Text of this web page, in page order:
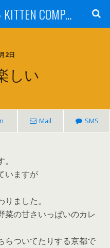
はなうた手帖 ♪ KITTEN COMPANY
2日
しい
Mail SMS
いますが
ました。
菜の甘さいっぱいのカレ
らついてたりする京都で